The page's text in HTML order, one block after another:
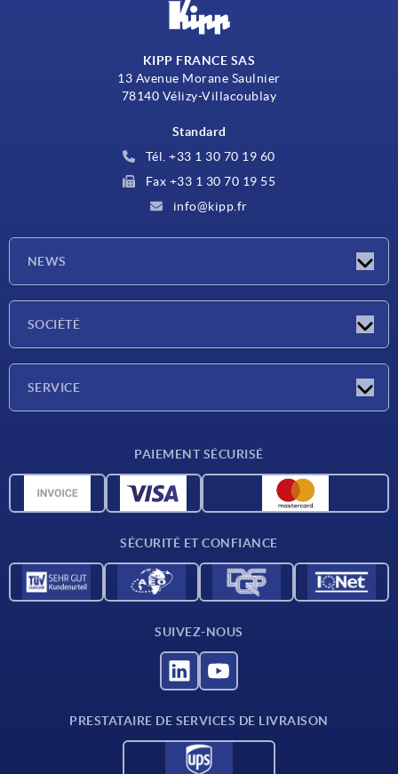
KIPP FRANCE SAS
13 Avenue Morane Saulnier
78140 Vélizy-Villacoublay
Standard
Tél. +33 1 30 70 19 60
Fax +33 1 30 70 19 55
info@kipp.fr
NEWS
SOCIÉTÉ
SERVICE
Données CAO
PAIEMENT SÉCURISÉ
SÉCURITÉ ET CONFIANCE
SUIVEZ-NOUS
PRESTATAIRE DE SERVICES DE LIVRAISON